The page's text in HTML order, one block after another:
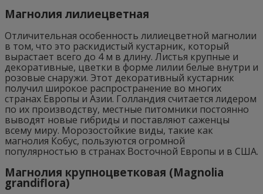
Магнолия лилиецветная
Отличительная особенность лилиецветной магнолии
в том, что это раскидистый кустарник, который
вырастает всего до 4 м в длину. Листья крупные и
декоративные, цветки в форме лилии белые внутри и
розовые снаружи. Этот декоративный кустарник
получил широкое распространение во многих
странах Европы и Азии. Голландия считается лидером
по их производству, местные питомники постоянно
выводят новые гибриды и поставляют саженцы
всему миру. Морозостойкие виды, такие как
магнолия Кобус, пользуются огромной
популярностью в странах Восточной Европы и в США.
Магнолия крупноцветковая (Magnolia
grandiflora)